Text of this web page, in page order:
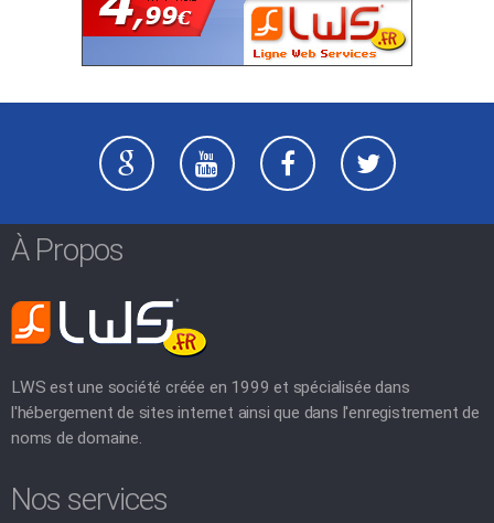
À Propos
LWS est une société créée en 1999 et spécialisée dans
l'hébergement de sites internet ainsi que dans l'enregistrement de
noms de domaine.
Nos services